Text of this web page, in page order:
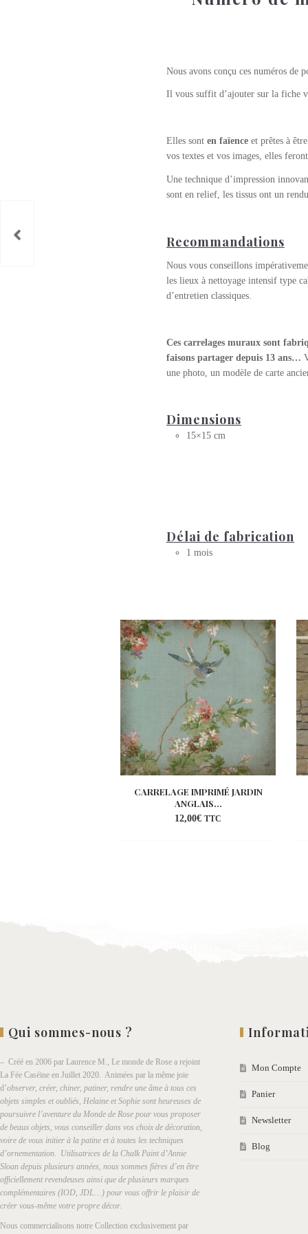
Nous avons conçu ces numéros de
Il vous suffit d’ajouter sur la fiche
Elles sont en faïenceet prêtes à
vos textes et vos images, elles
Une technique d’impression
sont en relief, les tissus ont un
Recommandations
Nous vous conseillons
les lieux à nettoyage intensif type
d’entretien classiques.
Ces carrelages muraux sont
faisons partager depuis 13 ans…
une photo, un modèle de carte
Dimensions
15×15 cm
Délai de fabrication
1 mois
CARRELAGE IMPRIMÉ JARDIN
ANGLAIS...
12,00€ TTC
Qui sommes-nous ?
– Créé en 2006 par Laurence M., Le monde de Rose a rejoint
La Fée Caséine en Juillet 2020. Animées par la même joie
d’observer, créer, chiner, patiner, rendre une âme à tous ces
objets simples et oubliés, Helaine et Sophie sont heureuses de
poursuivre l’aventure du Monde de Rose pour vous proposer
de beaux objets, vous conseiller dans vos choix de décoration,
voire de vous initier à la patine et à toutes les techniques
d’ornementation. Utilisatrices de la Chalk Paint d’Annie
Sloan depuis plusieurs années, nous sommes fières d’en être
officiellement revendeuses ainsi que de plusieurs marques
complémentaires (IOD, JDL…) pour vous offrir le plaisir de
créer vous-même votre propre décor.
Nous commercialisons notre Collection exclusivement par
Mon Compte
Panier
Newsletter
Blog